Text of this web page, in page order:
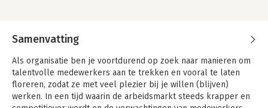
Samenvatting
Als organisatie ben je voortdurend op zoek naar manieren om
talentvolle medewerkers aan te trekken en vooral te laten
floreren, zodat ze met veel plezier bij je willen (blijven)
werken. In een tijd waarin de arbeidsmarkt steeds krapper en